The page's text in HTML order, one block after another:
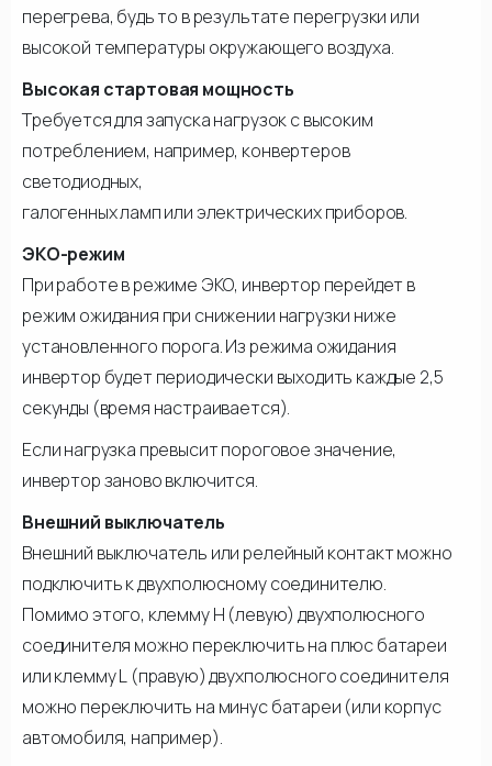
перегрева, будь то в результате перегрузки или
высокой температуры окружающего воздуха.
Высокая стартовая мощность
Требуется для запуска нагрузок с высоким
потреблением, например, конвертеров
светодиодных,
галогенных ламп или электрических приборов.
ЭКО-режим
При работе в режиме ЭКО, инвертор перейдет в
режим ожидания при снижении нагрузки ниже
установленного порога. Из режима ожидания
инвертор будет периодически выходить каждые 2,5
секунды (время настраивается).
Если нагрузка превысит пороговое значение,
инвертор заново включится.
Внешний выключатель
Внешний выключатель или релейный контакт можно
подключить к двухполюсному соединителю.
Помимо этого, клемму Н (левую) двухполюсного
соединителя можно переключить на плюс батареи
или клемму L (правую) двухполюсного соединителя
можно переключить на минус батареи (или корпус
автомобиля, например).